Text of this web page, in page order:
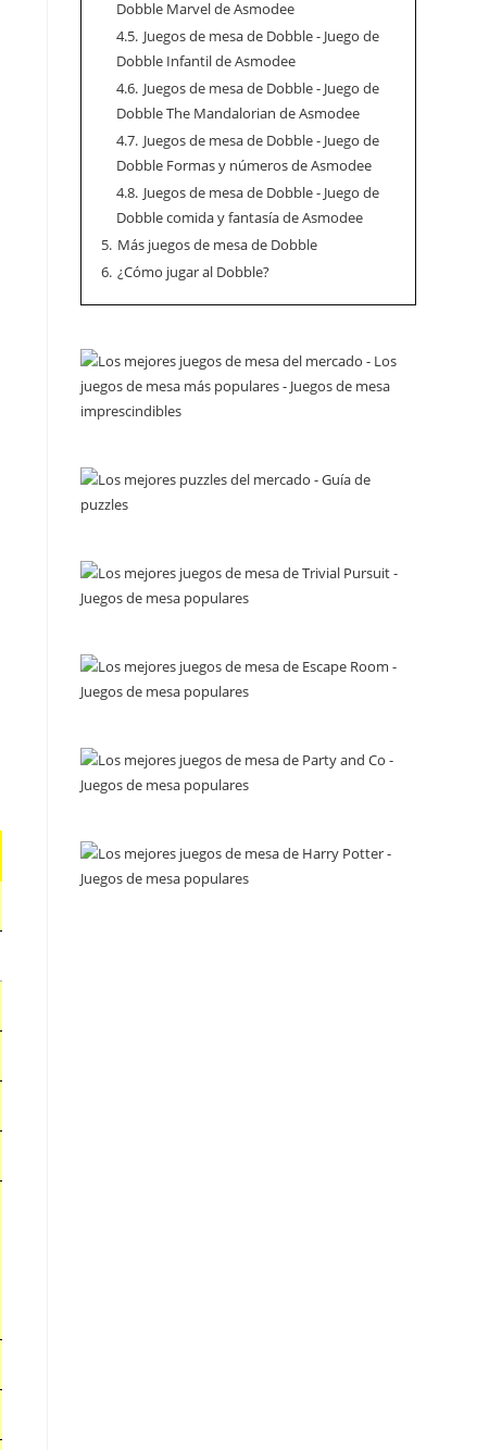
Dobble Marvel de Asmodee
4.5. Juegos de mesa de Dobble - Juego de
Dobble Infantil de Asmodee
4.6. Juegos de mesa de Dobble - Juego de
Dobble The Mandalorian de Asmodee
4.7. Juegos de mesa de Dobble - Juego de
Dobble Formas y números de Asmodee
4.8. Juegos de mesa de Dobble - Juego de
Dobble comida y fantasía de Asmodee
5. Más juegos de mesa de Dobble
6. ¿Cómo jugar al Dobble?